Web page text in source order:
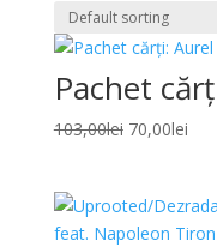
Pachet
103,00lei Original
103,00lei.
70,00lei